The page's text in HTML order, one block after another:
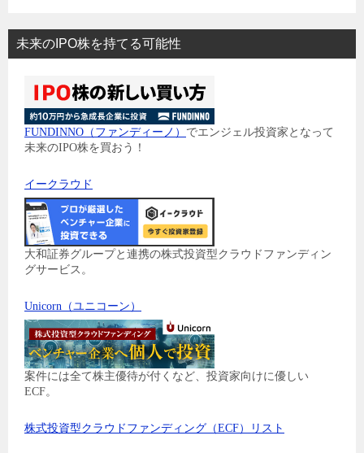
未来のIPO株を持てる可能性
FUNDINNO（ファンディーノ） でエンジェル投資家となって
未来のIPO株を買おう！
イークラウド
大和証券グループと連携の株式投資型クラウドファンディン
グサービス。
Unicorn（ユニコーン）
案件には全て株主優待が付くなど、投資家向けに優しい
ECF。
株式投資型クラウドファンディング（ECF）リスト